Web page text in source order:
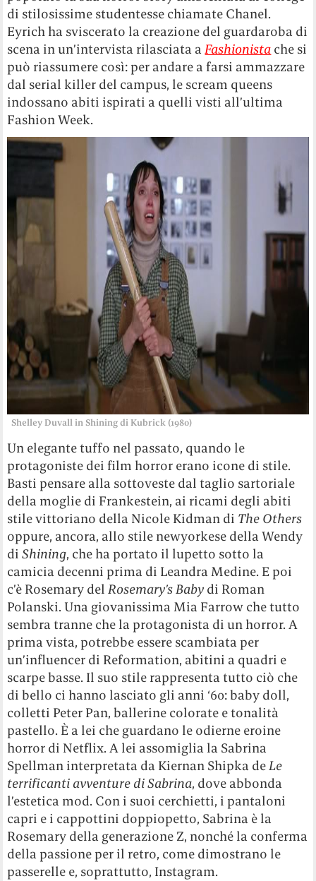
di stilosissime studentesse chiamate Chanel.
Eyrich ha sviscerato la creazione del guardaroba di
scena in un’intervista rilasciata aFashionista che si
può riassumere così: per andare a farsi ammazzare
dal serial killer del campus, le scream queens
indossano abiti ispirati a quelli visti all’ultima
Fashion Week.
Shelley Duvall in Shining di Kubrick (1980)
Un elegante tuffo nel passato, quando le
protagoniste dei film horror erano icone di stile.
Basti pensare alla sottoveste dal taglio sartoriale
della moglie di Frankestein, ai ricami degli abiti
stile vittoriano della Nicole Kidman di The Others
oppure, ancora, allo stile newyorkese della Wendy
diShining, che ha portato il lupetto sotto la
camicia decenni prima di Leandra Medine. E poi
c’è Rosemary delRosemary’s Baby di Roman
Polanski. Una giovanissima Mia Farrow che tutto
sembra tranne che la protagonista di un horror. A
prima vista, potrebbe essere scambiata per
un’influencer di Reformation, abitini a quadri e
scarpe basse. Il suo stile rappresenta tutto ciò che
di bello ci hanno lasciato gli anni ‘60: baby doll,
colletti Peter Pan, ballerine colorate e tonalità
pastello. È a lei che guardano le odierne eroine
horror di Netflix. A lei assomiglia la Sabrina
Spellman interpretata da Kiernan Shipka deLe
terrificanti avventure di Sabrina, dove abbonda
l’estetica mod. Con i suoi cerchietti, i pantaloni
capri e i cappottini doppiopetto, Sabrina è la
Rosemary della generazione Z, nonché la conferma
della passione per il retro, come dimostrano le
passerelle e, soprattutto, Instagram.